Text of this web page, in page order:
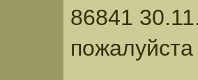
86841
пожалуйста